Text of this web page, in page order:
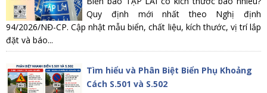
Quy định mới nhất theo Nghị định
94/2026/NĐ-CP. Cập nhật mẫu biển, chất liệu, kích thước, vị trí lắp
đặt và báo...
Tìm hiểu và Phân Biệt Biển Phụ Khoảng
Cách S.501 và S.502